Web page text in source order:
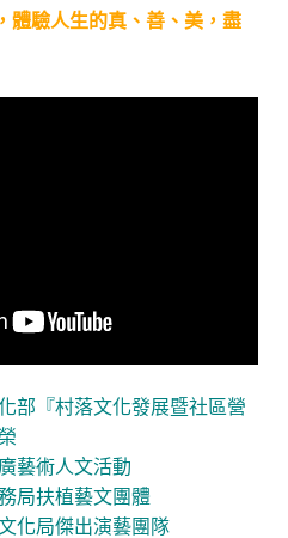
體驗人生的真、善、美，盡
部『村落文化發展暨社區營
藝術人文活動
局扶植藝文團體
化局傑出演藝團隊